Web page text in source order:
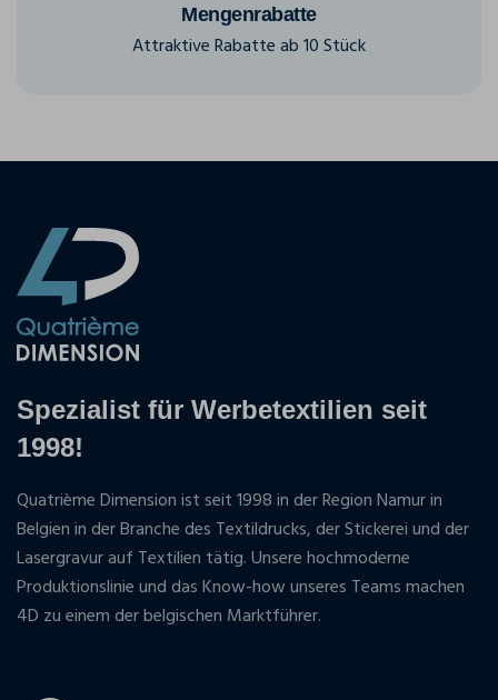
Mengenrabatte
Attraktive Rabatte ab 10 Stück
Spezialist für Werbetextilien seit
1998!
Quatrième Dimension ist seit 1998 in der Region Namur in
Belgien in der Branche des Textildrucks, der Stickerei und der
Lasergravur auf Textilien tätig. Unsere hochmoderne
Produktionslinie und das Know-how unseres Teams machen
4D zu einem der belgischen Marktführer.